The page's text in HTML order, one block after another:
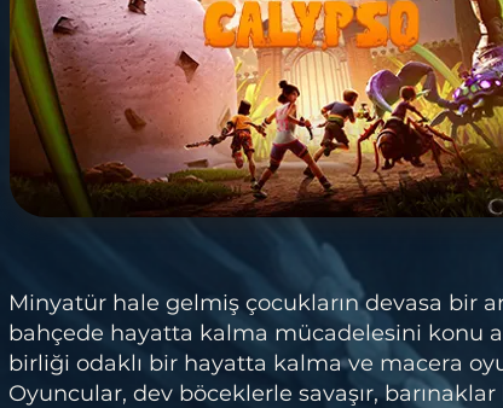
Minyatür hale gelmiş çocukların devasa bir
bahçede hayatta kalma mücadelesini konu
birliği odaklı bir hayatta kalma ve macera
Oyuncular, dev böceklerle savaşır, barınaklar